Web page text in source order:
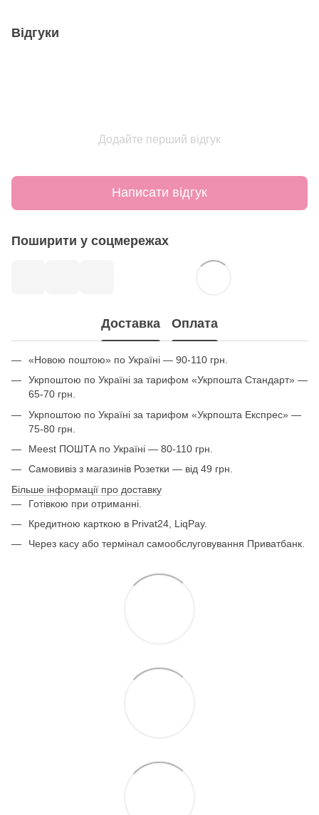
Відгуки
Додайте перший відгук
Написати відгук
Поширити у соцмережах
Доставка Оплата
«Новою поштою» по Україні — 90-110 грн.
Укрпоштою по Україні за тарифом «Укрпошта Стандарт» —
65-70 грн.
Укрпоштою по Україні за тарифом «Укрпошта Експрес» —
75-80 грн.
Meest ПОШТА по Україні — 80-110 грн.
Самовивіз з магазинів Розетки — від 49 грн.
Більше інформації про доставку
Готівкою при отриманні.
Кредитною карткою в Privat24, LiqPay.
Через касу або термінал самообслуговування Приватбанк.